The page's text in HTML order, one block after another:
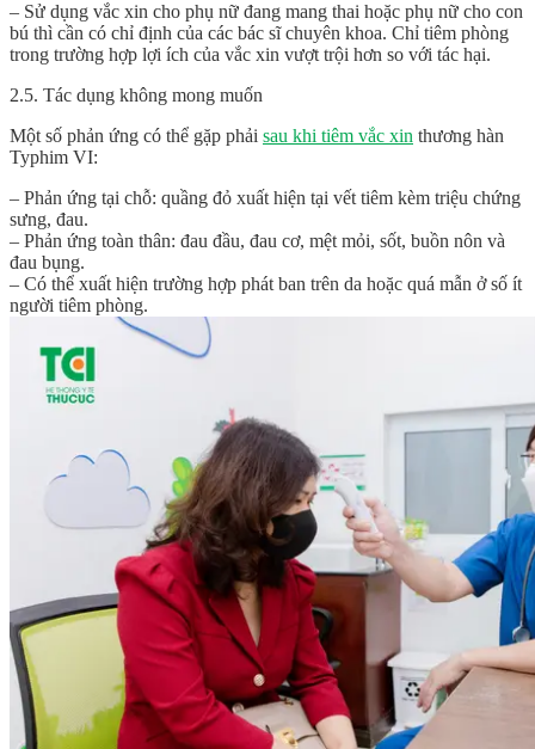
– Sử dụng vắc xin cho phụ nữ đang mang thai hoặc phụ nữ cho con
bú thì cần có chỉ định của các bác sĩ chuyên khoa. Chỉ tiêm phòng
trong trường hợp lợi ích của vắc xin vượt trội hơn so với tác hại.
2.5. Tác dụng không mong muốn
Một số phản ứng có thể gặp phải sau khi tiêm vắc xin thương hàn
Typhim VI:
– Phản ứng tại chỗ: quầng đỏ xuất hiện tại vết tiêm kèm triệu chứng
sưng, đau.
– Phản ứng toàn thân: đau đầu, đau cơ, mệt mỏi, sốt, buồn nôn và
đau bụng.
– Có thể xuất hiện trường hợp phát ban trên da hoặc quá mẫn ở số ít
người tiêm phòng.